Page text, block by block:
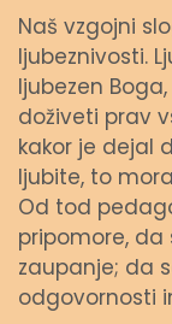
Naš vzgojni
ljubeznivosti.
ljubezen
doživeti prav
kakor je dejal
ljubite, to
Od tod
pripomore,
zaupanje; da
odgovornosti